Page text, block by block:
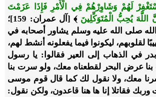
لَهُمْ وَشَاوِرْهُمْ فِي الْأَمْرِ فَإِذَا عَزَمْتَ
اللَّهَ يُحِبُّ الْمُتَوَكِّلِينَ
﴾ [آل عمران: 159]؛
صلى الله عليه وسلم يشاور أصحابه في
لقلوبهم، ليكونوا فيما يفعلونه أنشط لهم،
في الذهاب إلى العير فقالوا: يا رسول
بنا عرض البحر لقطعناه معك، ولو سرت بنا
معك، ولا نقول لك كما قال قوم موسى
فقاتلا إنا ها هنا قاعدون، ولكن نقول: